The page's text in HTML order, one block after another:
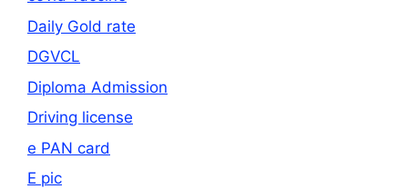
Daily Gold rate
DGVCL
Diploma Admission
Driving license
e PAN card
E pic